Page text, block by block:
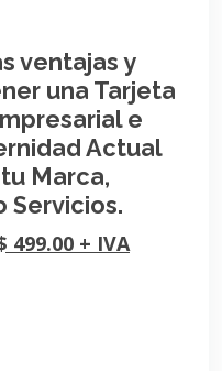
ventajas y
una Tarjeta
e
Actual
Marca,
Servicios.
499.00 + IVA